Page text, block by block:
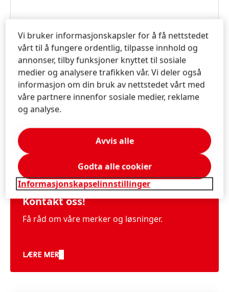
NEXT.HENKEL-ADHESIVES.NO
Informasjon og tjenester
Kontakt oss!
Få råd om våre merker og løsninger.
LÆRE MER
Vi bruker informasjonskapsler for å få nettstedet
vårt til å fungere ordentlig, tilpasse innhold og
annonser, tilby funksjoner knyttet til sosiale
medier og analysere trafikken vår. Vi deler også
informasjon om din bruk av nettstedet vårt med
våre partnere innenfor sosiale medier, reklame
og analyse.
Informasjonskapselinnstillinger
Avvis alle
Godta alle cookier